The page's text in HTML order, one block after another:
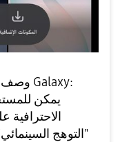
وصف ميزة "التوهج السينمائي" في متجر Galaxy:
يمكن
الاحترافية
"التوهج